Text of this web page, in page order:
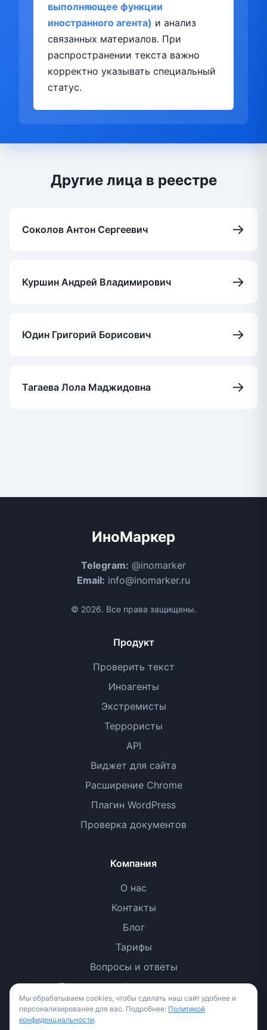
выполняющее функции
иностранного агента) и анализ
связанных материалов. При
распространении текста важно
корректно указывать специальный
статус.
Другие лица в реестре
Соколов Антон Сергеевич →
Куршин Андрей Владимирович →
Юдин Григорий Борисович →
Тагаева Лола Маджидовна →
ИноМаркер
Telegram: @inomarker
Email: info@inomarker.ru
© 2026. Все права защищены.
Продукт
Проверить текст
Иноагенты
Экстремисты
Террористы
API
Виджет для сайта
Расширение Chrome
Плагин WordPress
Проверка документов
Компания
О нас
Контакты
Блог
Тарифы
Вопросы и ответы
Политика конфиденциальности
Условия использования
Мы обрабатываем cookies, чтобы сделать наш сайт удобнее и
персонализированее для вас. Подробнее: Политикой
конфиденциальности.